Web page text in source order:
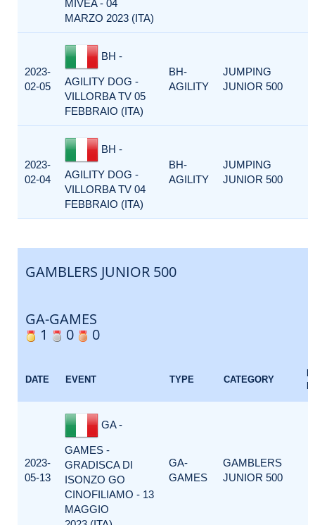
MIVEA - 04
MARZO 2023 (ITA)
2023-
02-05
BH -
AGILITY DOG -
VILLORBA TV 05
FEBBRAIO (ITA)
BH-
AGILITY
JUMPING
JUNIOR 500
2023-
02-04
BH -
AGILITY DOG -
VILLORBA TV 04
FEBBRAIO (ITA)
BH-
AGILITY
JUMPING
JUNIOR 500
GAMBLERS JUNIOR 500
GA-GAMES
1
0 0
DATE EVENT TYPE CATEGORY
2023-
05-13
GA -
GAMES -
GRADISCA DI
ISONZO GO
CINOFILIAMO - 13
MAGGIO
GA-
GAMES
GAMBLERS
JUNIOR 500